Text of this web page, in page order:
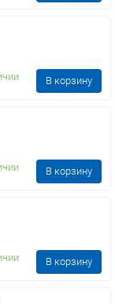
В корзину
В корзину
В корзину